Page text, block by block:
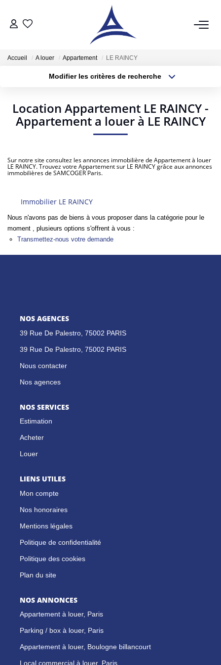
VENTES
Vendre
Estimer
LOCATIONS
Nos Offres En Location Du Moment
GESTION LOCATIVE
EXTRANET
EN
Accueil A louer Appartement LE RAINCY
Modifier les critères de recherche
Plus de critères Créer une alerte
Location Appartement LE RAINCY -
Appartement a louer à LE RAINCY
Sur notre site consultez les annonces immobilière de Appartement à louer
LE RAINCY. Trouvez votre Appartement sur LE RAINCY grâce aux annonces
immobilières de SAMCOGER Paris.
Immobilier LE RAINCY
Nous n'avons pas de biens à vous proposer dans la catégorie pour le
moment , plusieurs options s'offrent à vous :
Transmettez-nous votre demande
NOS AGENCES
39 Rue De Palestro, 75002 PARIS
39 Rue De Palestro, 75002 PARIS
Nous contacter
Nos agences
NOS SERVICES
Estimation
Acheter
Louer
LIENS UTILES
Mon compte
Nos honoraires
Mentions légales
Politique de confidentialité
Politique des cookies
Plan du site
NOS ANNONCES
Appartement à louer, Paris
Parking / box à louer, Paris
Appartement à louer, Boulogne billancourt
Local commercial à louer, Paris